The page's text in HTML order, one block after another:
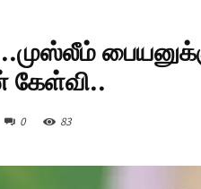
கேள்வி..
0 83